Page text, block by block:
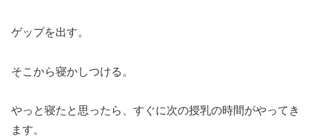
ゲップを出す。
そこから寝かしつける。
やっと寝たと思ったら、すぐに次の授乳の時間がやってき
ます。